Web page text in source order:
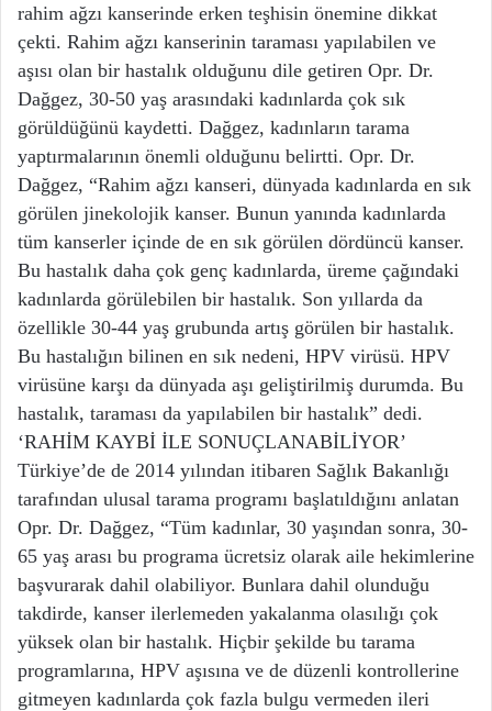
rahim ağzı kanserinde erken teşhisin önemine dikkat
çekti. Rahim ağzı kanserinin taraması yapılabilen ve
aşısı olan bir hastalık olduğunu dile getiren Opr. Dr.
Dağgez, 30-50 yaş arasındaki kadınlarda çok sık
görüldüğünü kaydetti. Dağgez, kadınların tarama
yaptırmalarının önemli olduğunu belirtti. Opr. Dr.
Dağgez, “Rahim ağzı kanseri, dünyada kadınlarda en sık
görülen jinekolojik kanser. Bunun yanında kadınlarda
tüm kanserler içinde de en sık görülen dördüncü kanser.
Bu hastalık daha çok genç kadınlarda, üreme çağındaki
kadınlarda görülebilen bir hastalık. Son yıllarda da
özellikle 30-44 yaş grubunda artış görülen bir hastalık.
Bu hastalığın bilinen en sık nedeni, HPV virüsü. HPV
virüsüne karşı da dünyada aşı geliştirilmiş durumda. Bu
hastalık, taraması da yapılabilen bir hastalık” dedi.
‘RAHİM KAYBİ İLE SONUÇLANABİLİYOR’
Türkiye’de de 2014 yılından itibaren Sağlık Bakanlığı
tarafından ulusal tarama programı başlatıldığını anlatan
Opr. Dr. Dağgez, “Tüm kadınlar, 30 yaşından sonra, 30-
65 yaş arası bu programa ücretsiz olarak aile hekimlerine
başvurarak dahil olabiliyor. Bunlara dahil olunduğu
takdirde, kanser ilerlemeden yakalanma olasılığı çok
yüksek olan bir hastalık. Hiçbir şekilde bu tarama
programlarına, HPV aşısına ve de düzenli kontrollerine
gitmeyen kadınlarda çok fazla bulgu vermeden ileri